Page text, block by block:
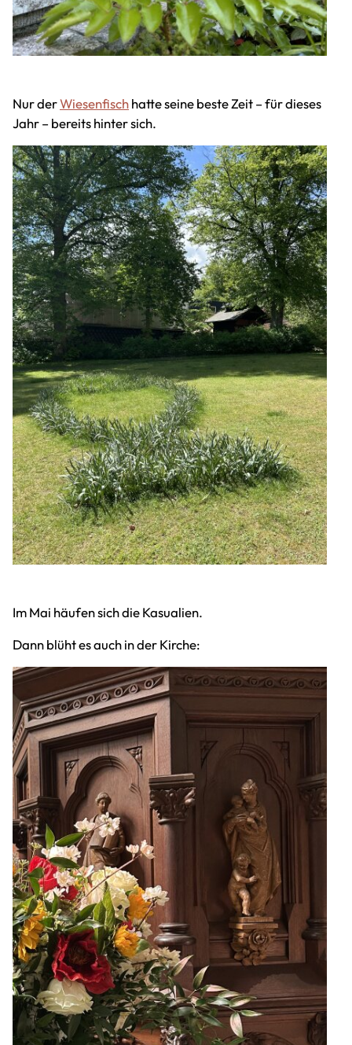
Nur derWiesenfischhatte seine beste Zeit – für dieses
Jahr – bereits hinter sich.
Im Mai häufen sich die Kasualien.
Dann blüht es auch in der Kirche: